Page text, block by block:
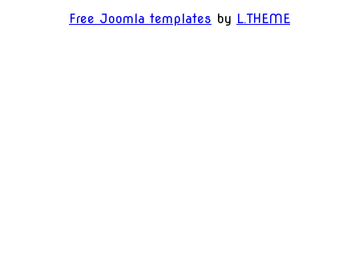
Free Joomla templates by L.THEME